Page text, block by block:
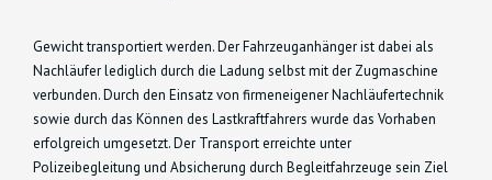
Gewicht transportiert werden. Der Fahrzeuganhänger ist dabei als
Nachläufer lediglich durch die Ladung selbst mit der Zugmaschine
verbunden. Durch den Einsatz von firmeneigener Nachläufertechnik
sowie durch das Können des Lastkraftfahrers wurde das Vorhaben
erfolgreich umgesetzt. Der Transport erreichte unter
Polizeibegleitung und Absicherung durch Begleitfahrzeuge sein Ziel